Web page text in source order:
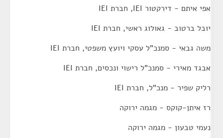
אפי איתם - דירקטור IEI, חברת IEI
יובל ברטוב - גאולוג ראשי, חברת IEI
משה גבאי - סמנכ"ל עסקי ויועץ משפטי, חברת IEI
אבגד מאירי - סמנכ"ל רישוי ונכסים, חברת IEI
רליק שפיר - מנכ"ל, חברת IEI
רז איתן-קוקס - מגמה ירוקה
נעמי טבעון - מגמה ירוקה